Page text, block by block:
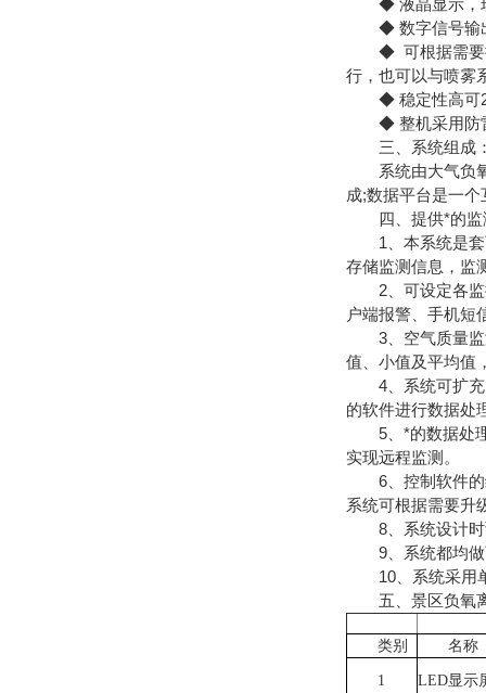
◆ 液晶显示，现
◆ 数字信号输出
◆ 可根据需要扩
行，也可以与喷雾
◆ 稳定性高可
◆ 整机采用防雷
三、系统组成
系统由大气负氧
成;数据平台是一
四、提供*的监
1、本系统是套
存储监测信息，监
2、可设定各监
户端报警、手机短
3、空气质量监
值、小值及平均值
4、系统可扩充
的软件进行数据处
5、*的数据处理
实现远程监测。
6、控制软件的
系统可根据需要升
8、系统设计时
9、系统都均做
10、系统采用单
五、景区负氧离
类别 名称
1 LED显示